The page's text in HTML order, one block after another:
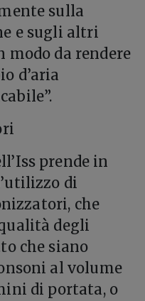
sulla
e sugli altri
da rendere
d’aria
prende in
di
che
degli
che siano
al volume
di portata, o